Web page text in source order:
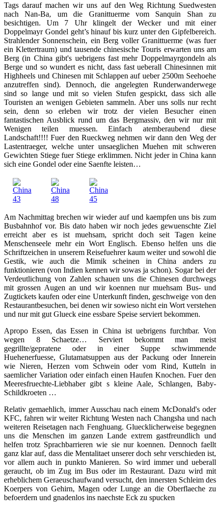
Tags darauf machen wir uns auf den Weg Richtung Suedwesten
nach Nan-Ba, um die Granittuerme vom Sanquin Shan zu
besichtigen. Um 7 Uhr klingelt der Wecker und mit einer
Doppelmayr Gondel geht’s hinauf bis kurz unter den Gipfelbereich.
Strahlender Sonnenschein, ein Berg voller Granittuerme (was fuer
ein Klettertraum) und tausende chinesische Touris erwarten uns am
Berg (in China gibt's uebrigens fast mehr Doppelmayrgondeln als
Berge und so wundert es nicht, dass fast ueberall Chinesinnen mit
Highheels und Chinesen mit Schlappen auf ueber 2500m Seehoehe
anzutreffen sind). Dennoch, die angelegten Runderwanderwege
sind so lange und mit so vielen Stufen gespickt, dass sich alle
Touristen an wenigen Gebieten sammeln. Aber uns solls nur recht
sein, denn so erleben wir trotz der vielen Besucher einen
fantastischen Ausblick rund um das Bergmassiv, den wir nur mit
Wenigen teilen muessen. Einfach atemberaubend diese
Landschaft!!!! Fuer den Rueckweg nehmen wir dann den Weg der
Lastentraeger, welche unter unsaeglichen Muehen mit schweren
Gewichten Stiege fuer Stiege erklimmen. Nicht jeder in China kann
sich eine Gondel oder eine Saenfte leisten…
Am Nachmittag brechen wir wieder auf und kaempfen uns bis zum
Busbahnhof vor. Bis dato haben wir noch jedes gewuenschte Ziel
erreicht aber es ist muehsam, spricht doch seit Tagen keine
Menschenseele mehr ein Wort Englisch. Ebenso helfen uns die
Schriftzeichen in unserem Reisefuehrer kaum weiter und sowohl die
Gestik, wie auch die Mimik scheinen in China anders zu
funktionieren (von Indien kennen wir sowas ja schon). Sogar bei der
Verdeutlichung von Zahlen schauen uns die Chinesen durchwegs
mit grossen Augen an und wir koennen nur muehsam Bus- und
Zugtickets kaufen oder eine Unterkunft finden, geschweige von den
Restaurantbesuchen, bei denen wir sowieso nicht ein Wort verstehen
und nur mit gut Glueck eine essbare Speise serviert bekommen.
Apropo Essen, das Essen in China ist uebrigens furchtbar. Von
wegen 8 Schaetze… Serviert bekommt man meist
gegrillte/gepratene oder in einer Suppe schwimmende
Huehenerfuesse, Glutamatsuppen aus der Packung oder Innerein
wie Nieren, Herzen vom Schwein oder vom Rind, Kutteln in
saemlicher Variation oder einfach einen Haufen Knochen. Fuer den
Meeresfruechte-Liebhaber gibt s kleine Aale, Schlangen, Baby-
Schildkroeten …
Relativ gemaehlich, immer Ausschau nach einem McDonald's oder
KFC, fahren wir weiter Richtung Westen nach Changsha und nach
weiteren Reisetagen nach Fenghuang. Gluecklicherweise begegnen
uns die Menschen im ganzen Lande extrem gastfreundlich und
helfen trotz Sprachbarrieren wie sie nur koennen. Dennoch faellt
ganz klar auf, dass die Mentalitaet unserer doch sehr verschieden ist,
vor allem auch in punkto Manieren. So wird immer und ueberall
geraucht, ob im Zug im Bus oder im Restaurant. Dazu wird mit
erheblichem Geraeuschaufwand versucht, den innersten Schleim des
Koerpers von Gehirn, Magen oder Lunge an die Oberflaeche zu
befoerdern und gnadenlos ins naechste Eck zu spucken